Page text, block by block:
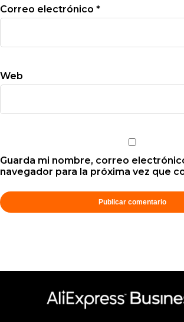
Correo electrónico *
Web
Guarda mi nombre, correo
navegador para la próxima vez que